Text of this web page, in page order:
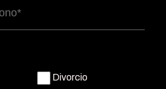
Divorcio